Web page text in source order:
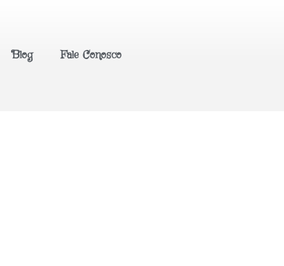
Blog Fale Conosco